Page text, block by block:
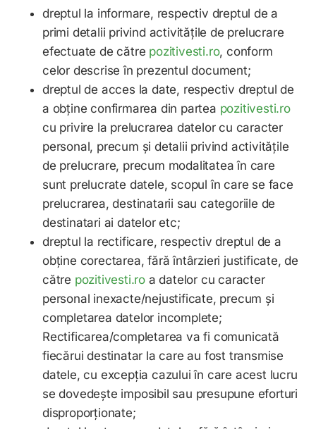
dreptul la informare, respectiv dreptul de a
primi detalii privind activitățile de prelucrare
efectuate de către pozitivesti.ro, conform
celor descrise în prezentul document;
dreptul de acces la date, respectiv dreptul de
a obține confirmarea din partea pozitivesti.ro
cu privire la prelucrarea datelor cu caracter
personal, precum și detalii privind activitățile
de prelucrare, precum modalitatea în care
sunt prelucrate datele, scopul în care se face
prelucrarea, destinatarii sau categoriile de
destinatari ai datelor etc;
dreptul la rectificare, respectiv dreptul de a
obține corectarea, fără întârzieri justificate, de
către pozitivesti.ro a datelor cu caracter
personal inexacte/nejustificate, precum și
completarea datelor incomplete;
Rectificarea/completarea va fi comunicată
fiecărui destinatar la care au fost transmise
datele, cu excepția cazului în care acest lucru
se dovedește imposibil sau presupune eforturi
disproporționate;